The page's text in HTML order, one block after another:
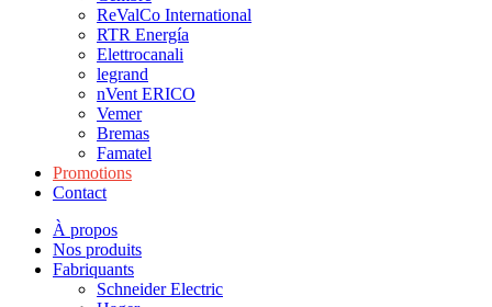
ReValCo International
RTR Energía
Elettrocanali
legrand
nVent ERICO
Vemer
Bremas
Famatel
Promotions
Contact
À propos
Nos produits
Fabriquants
Schneider Electric